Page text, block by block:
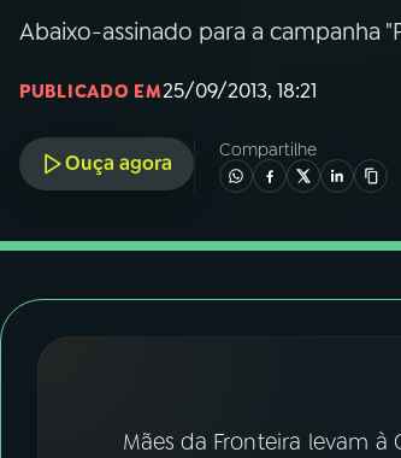
03PROGRAMAÇÃO
05PODCASTS
FESTIVAL DE MÚSICA
Abaixo-assinado para a campanha
PUBLICADO EM25/09/2013, 18:21
Ouça agora
Compartilhe
Mães da Fronteira levam